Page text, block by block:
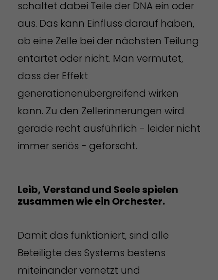
schaltet dabei Teile der DNA ein oder
aus. Das kann Einfluss darauf haben,
ob eine Zelle bei der nächsten Teilung
entartet oder nicht. Man vermutet,
dass der Effekt
generationenübergreifend wirken
kann. Zu den Zellerinnerungen wird
gerade recht ausführlich - leider nicht
immer seriös - geforscht.
Leib, Verstand und Seele spielen
zusammen wie ein Orchester.
Damit das funktioniert, sind alle
Beteiligte des Systems bestens
miteinander vernetzt und